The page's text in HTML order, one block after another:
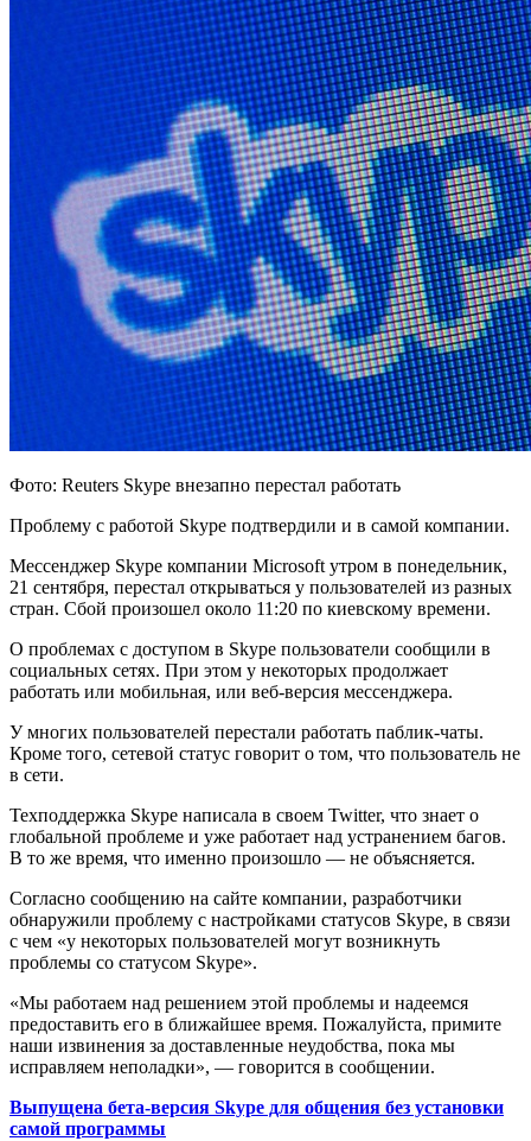
Фото: Reuters Skype внезапно перестал работать
Проблему c работой Skype подтвердили и в самой компании.
Мессенджер Skype компании Microsoft утром в понедельник,
21 сентября, перестал открываться у пользователей из разных
стран. Сбой произошел около 11:20 по киевскому времени.
О проблемах с доступом в Skype пользователи сообщили в
социальных сетях. При этом у некоторых продолжает
работать или мобильная, или веб-версия мессенджера.
У многих пользователей перестали работать паблик-чаты.
Кроме того, сетевой статус говорит о том, что пользователь не
в сети.
Техподдержка Skype написала в своем Twitter, что знает о
глобальной проблеме и уже работает над устранением багов.
В то же время, что именно произошло — не объясняется.
Согласно сообщению на сайте компании, разработчики
обнаружили проблему с настройками статусов Skype, в связи
с чем «у некоторых пользователей могут возникнуть
проблемы со статусом Skype».
«Мы работаем над решением этой проблемы и надеемся
предоставить его в ближайшее время. Пожалуйста, примите
наши извинения за доставленные неудобства, пока мы
исправляем неполадки», — говорится в сообщении.
Выпущена бета-версия Skype для общения без установки
самой программы